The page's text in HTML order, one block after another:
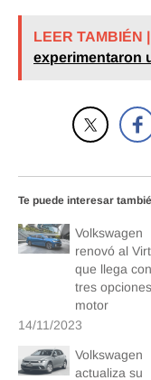
LEER TAMBIÉN |
experimentaron
Te puede interesar
Volkswagen
renovó al
que llega con
tres
motor
14/11/2023
Volkswagen
actualiza su